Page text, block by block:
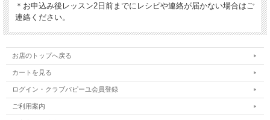
＊お申込み後レッスン2日前までにレシピや連絡が届かない場合はご
連絡ください。
お店のトップへ戻る
カートを見る
ログイン・クラブパピーユ会員登録
ご利用案内